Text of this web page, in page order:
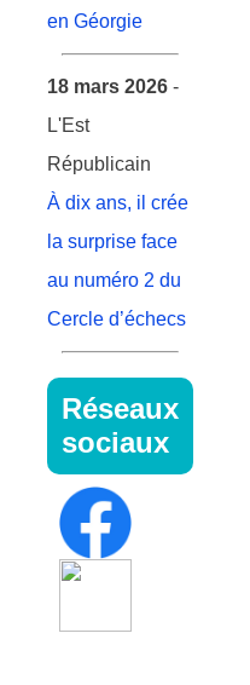
en Géorgie
18 mars 2026 -
L'Est
Républicain
À dix ans, il crée
la surprise face
au numéro 2 du
Cercle d’échecs
Réseaux
sociaux